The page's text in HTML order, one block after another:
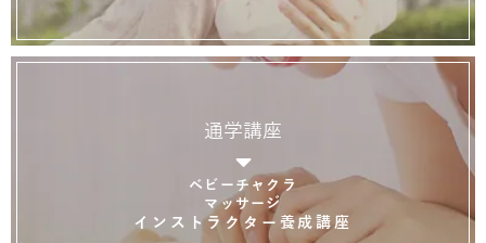
通学講座
ベビーチャクラ
マッサージ
インストラクター養成講座